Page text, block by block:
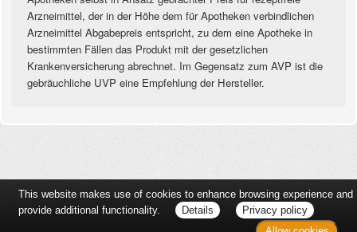
Arzneimittel, der in der Höhe dem für Apotheken verbindlichen
Arzneimittel Abgabepreis entspricht, zu dem eine Apotheke in
bestimmten Fällen das Produkt mit der gesetzlichen
Krankenversicherung abrechnet. Im Gegensatz zum AVP ist die
gebräuchliche UVP eine Empfehlung der Hersteller.
This website makes use of cookies to enhance browsing experience and
provide additional functionality.
Details
Privacy policy